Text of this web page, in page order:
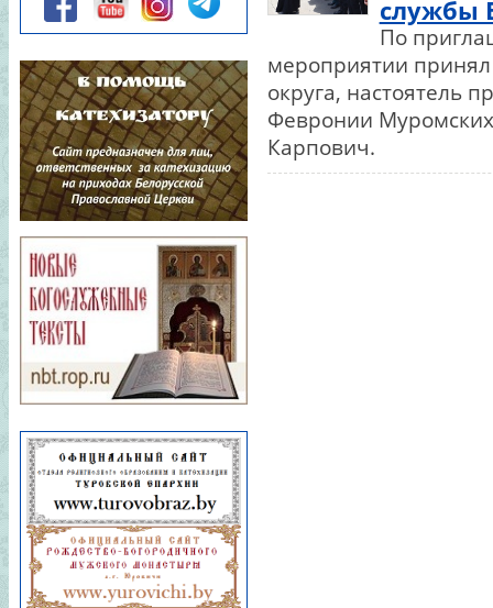
10 августа.Иконописец, время
обучения - 4 года. Вы научитесь
храмов и домашних
иконостасов. Писать не просто
красками, а
сердцем.Искусствовед
церковного искусства, время
обуч...
службы
По
мероприятии
округа, настоятель
Февронии
Карпович.